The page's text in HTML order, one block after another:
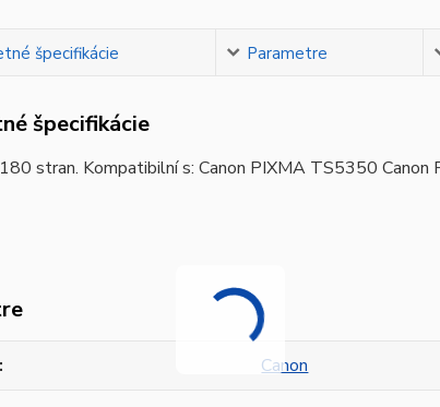
špecifikácie Parametre
špecifikácie
stran. Kompatibilní s: Canon PIXMA TS5350
Canon